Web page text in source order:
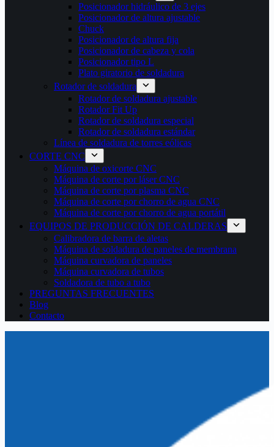
Posicionador hidráulico de 3 ejes
Posicionador de altura ajustable
Chuck
Posicionador de altura fija
Posicionador de cabeza y cola
Posicionador tipo L
Plato giratorio de soldadura
Rotador de soldadura
Rotador de soldadura ajustable
Rotador Fit Up
Rotador de soldadura especial
Rotador de soldadura estándar
Línea de soldadura de torres eólicas
CORTE CNC
Máquina de oxicorte CNC
Máquina de corte por láser CNC
Máquina de corte por plasma CNC
Máquina de corte por chorro de agua CNC
Máquina de corte por chorro de agua portátil
EQUIPOS DE PRODUCCIÓN DE CALDERAS
Calibradora de barra de aletas
Máquina de soldadura de paneles de membrana
Máquina curvadora de paneles
Máquina curvadora de tubos
Soldadora de tubo a tubo
PREGUNTAS FRECUENTES
Blog
Contacto